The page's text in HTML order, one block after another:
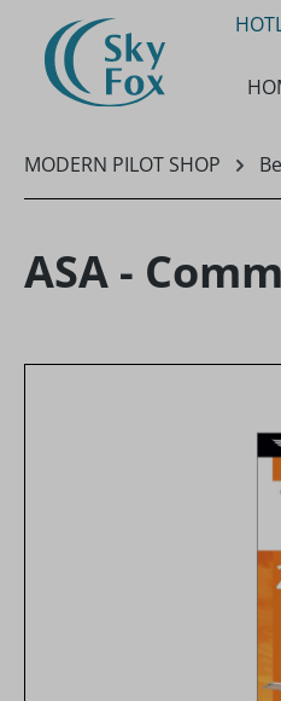
Hauptinhalt springen
Zur Suche springen
Zur Hauptnavigation
MODERN PILOT SHOP
ASA -